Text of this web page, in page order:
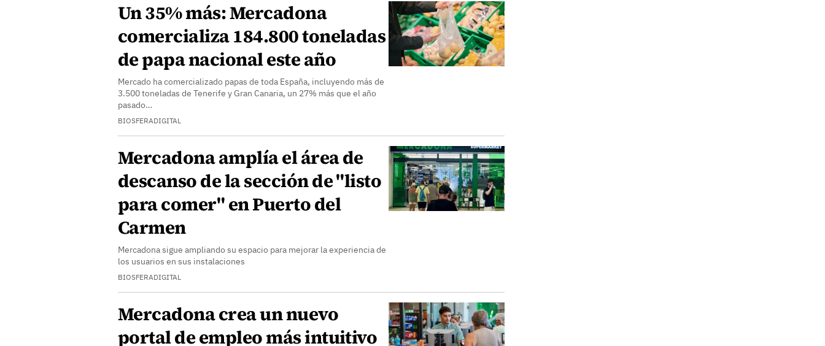
Un 35% más: Mercadona
comercializa 184.800 toneladas
de papa nacional este año
Mercado ha comercializado papas de toda España, incluyendo más de
3.500 toneladas de Tenerife y Gran Canaria, un 27% más que el año
pasado…
BIOSFERADIGITAL
Mercadona amplía el área de
descanso de la sección de "listo
para comer" en Puerto del
Carmen
Mercadona sigue ampliando su espacio para mejorar la experiencia de
los usuarios en sus instalaciones
BIOSFERADIGITAL
Mercadona crea un nuevo
portal de empleo más intuitivo